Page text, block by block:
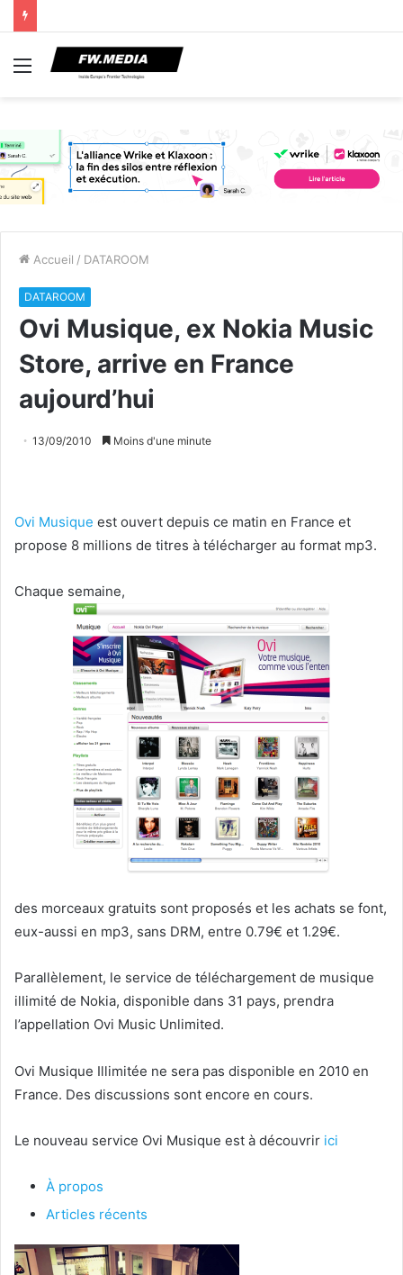
Menu
Accueil / DATAROOM
DATAROOM
Ovi Musique, ex Nokia Music
Store, arrive en France
aujourd’hui
13/09/2010 Moins d'une minute
Ovi Musique est ouvert depuis ce matin en France et
propose 8 millions de titres à télécharger au format mp3.
Chaque semaine,
des morceaux gratuits sont proposés et les achats se font,
eux-aussi en mp3, sans DRM, entre 0.79€ et 1.29€.
Parallèlement, le service de téléchargement de musique
illimité de Nokia, disponible dans 31 pays, prendra
l’appellation Ovi Music Unlimited.
Ovi Musique Illimitée ne sera pas disponible en 2010 en
France. Des discussions sont encore en cours.
Le nouveau service Ovi Musique est à découvrir ici
À propos
Articles récents